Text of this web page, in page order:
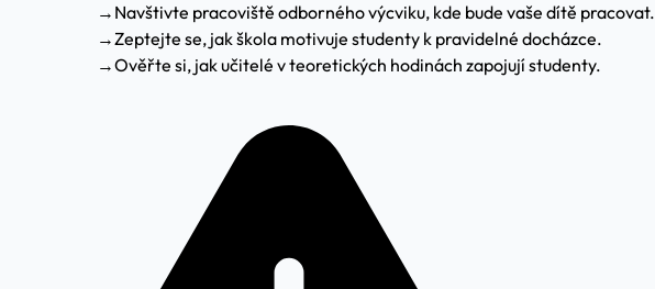
→ Navštivte pracoviště odborného výcviku, kde bude vaše dítě pracovat.
→Zeptejte se, jak škola motivuje studenty k pravidelné docházce.
→Ověřte si, jak učitelé v teoretických hodinách zapojují studenty.